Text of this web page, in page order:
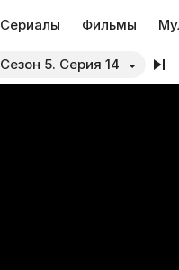
Сериалы Фильмы
Сезон 5. Серия 14